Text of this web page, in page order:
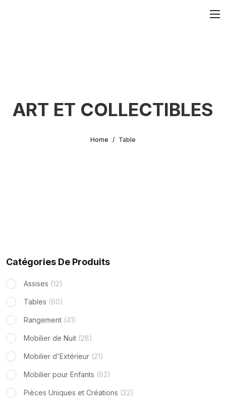
ART ET COLLECTIBLES
Home Table
Catégories De Produits
Assises (12)
Tables (60)
Rangement (41)
Mobilier de Nuit (28)
Mobilier d'Extérieur (21)
Mobilier pour Enfants (62)
Pièces Uniques et Créations (22)